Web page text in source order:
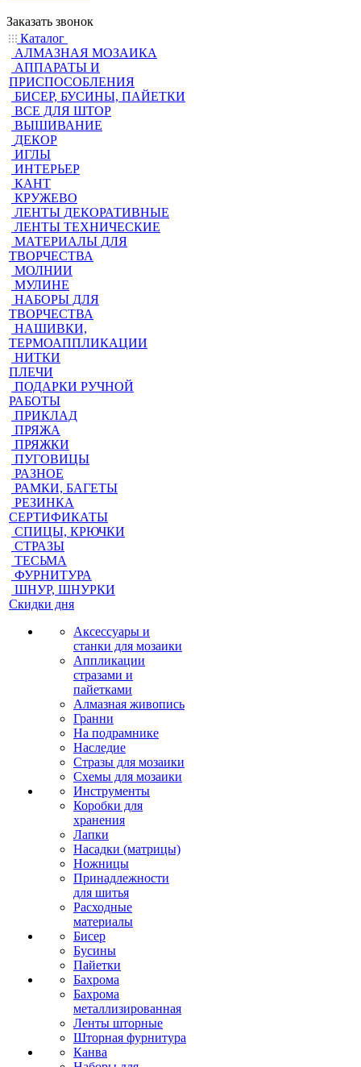
Заказать звонок
Каталог
АЛМАЗНАЯ МОЗАИКА
АППАРАТЫ И
ПРИСПОСОБЛЕНИЯ
БИСЕР, БУСИНЫ, ПАЙЕТКИ
ВСЕ ДЛЯ ШТОР
ВЫШИВАНИЕ
ДЕКОР
ИГЛЫ
ИНТЕРЬЕР
КАНТ
КРУЖЕВО
ЛЕНТЫ ДЕКОРАТИВНЫЕ
ЛЕНТЫ ТЕХНИЧЕСКИЕ
МАТЕРИАЛЫ ДЛЯ
ТВОРЧЕСТВА
МОЛНИИ
МУЛИНЕ
НАБОРЫ ДЛЯ
ТВОРЧЕСТВА
НАШИВКИ,
ТЕРМОАППЛИКАЦИИ
НИТКИ
ПЛЕЧИ
ПОДАРКИ РУЧНОЙ
РАБОТЫ
ПРИКЛАД
ПРЯЖА
ПРЯЖКИ
ПУГОВИЦЫ
РАЗНОЕ
РАМКИ, БАГЕТЫ
РЕЗИНКА
СЕРТИФИКАТЫ
СПИЦЫ, КРЮЧКИ
СТРАЗЫ
ТЕСЬМА
ФУРНИТУРА
ШНУР, ШНУРКИ
Скидки дня
Аксессуары и
станки для мозаики
Аппликации
стразами и
пайетками
Алмазная живопись
Гранни
На подрамнике
Наследие
Стразы для мозаики
Схемы для мозаики
Инструменты
Коробки для
хранения
Лапки
Насадки (матрицы)
Ножницы
Принадлежности
для шитья
Расходные
материалы
Бисер
Бусины
Пайетки
Бахрома
Бахрома
металлизированная
Ленты шторные
Шторная фурнитура
Канва